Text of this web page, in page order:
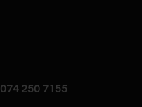
074 250 7155